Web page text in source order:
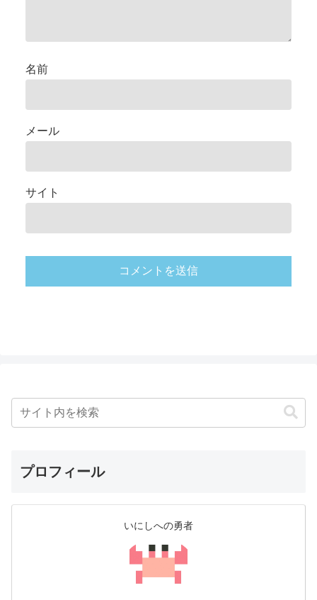
名前
メール
サイト
プロフィール
いにしへの勇者